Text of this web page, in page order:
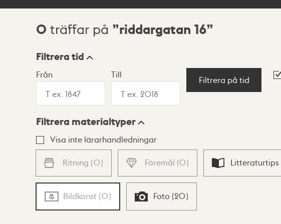
Sökresultat
0 träffar på riddargatan 16
Visningsläge
Lista Karta
Filtrera tid
Från Till
Filtrera på tid
Filtrera materialtyper
Visa inte lärarhandledningar
Ritning (0) Föremål (0) Litteraturtips
Bildkonst (0) Foto (20)